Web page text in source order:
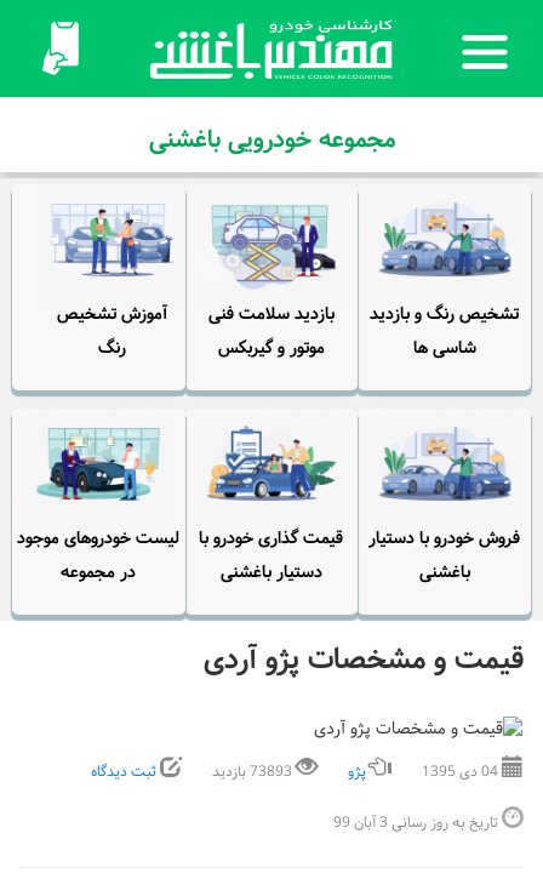
مجموعه خودرویی باغشنی
تشخیص رنگ و بازدید
شاسی ها
بازدید سلامت فنی
موتور و گیربکس
آموزش تشخیص
رنگ
فروش خودرو با دستیار
باغشنی
قیمت گذاری خودرو با
دستیار باغشنی
لیست خودروهای موجود
در مجموعه
قیمت و مشخصات پژو آردی
04 دی 1395 پژو 73893 بازدید ثبت دیدگاه
تاریخ به روز رسانی 3 آبان 99